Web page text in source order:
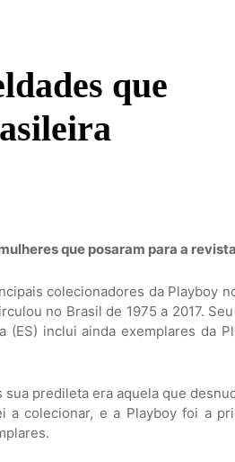
que
que posaram para a revista
colecionadores da Playboy
no Brasil de 1975 a 2017.
(ES) inclui ainda exemplares da
predileta era aquela que
a colecionar, e a Playboy foi a